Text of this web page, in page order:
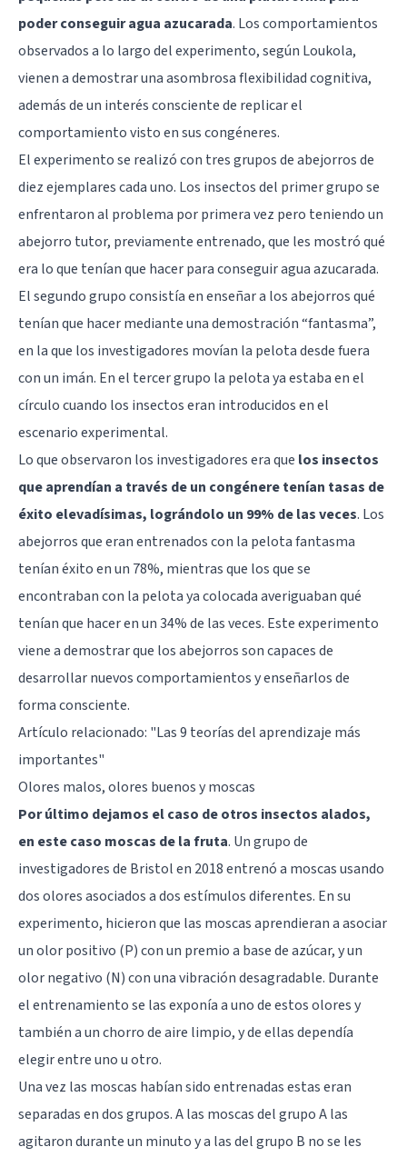
poder conseguir agua azucarada. Los comportamientos
observados a lo largo del experimento, según Loukola,
vienen a demostrar una asombrosa flexibilidad cognitiva,
además de un interés consciente de replicar el
comportamiento visto en sus congéneres.
El experimento se realizó con tres grupos de abejorros de
diez ejemplares cada uno. Los insectos del primer grupo se
enfrentaron al problema por primera vez pero teniendo un
abejorro tutor, previamente entrenado, que les mostró qué
era lo que tenían que hacer para conseguir agua azucarada.
El segundo grupo consistía en enseñar a los abejorros qué
tenían que hacer mediante una demostración “fantasma”,
en la que los investigadores movían la pelota desde fuera
con un imán. En el tercer grupo la pelota ya estaba en el
círculo cuando los insectos eran introducidos en el
escenario experimental.
Lo que observaron los investigadores era que los insectos
que aprendían a través de un congénere tenían tasas de
éxito elevadísimas, lográndolo un 99% de las veces. Los
abejorros que eran entrenados con la pelota fantasma
tenían éxito en un 78%, mientras que los que se
encontraban con la pelota ya colocada averiguaban qué
tenían que hacer en un 34% de las veces. Este experimento
viene a demostrar que los abejorros son capaces de
desarrollar nuevos comportamientos y enseñarlos de
forma consciente.
Artículo relacionado: "Las 9 teorías del aprendizaje más
importantes"
Olores malos, olores buenos y moscas
Por último dejamos el caso de otros insectos alados,
en este caso moscas de la fruta. Un grupo de
investigadores de Bristol en 2018 entrenó a moscas usando
dos olores asociados a dos estímulos diferentes. En su
experimento, hicieron que las moscas aprendieran a asociar
un olor positivo (P) con un premio a base de azúcar, y un
olor negativo (N) con una vibración desagradable. Durante
el entrenamiento se las exponía a uno de estos olores y
también a un chorro de aire limpio, y de ellas dependía
elegir entre uno u otro.
Una vez las moscas habían sido entrenadas estas eran
separadas en dos grupos. A las moscas del grupo A las
agitaron durante un minuto y a las del grupo B no se les